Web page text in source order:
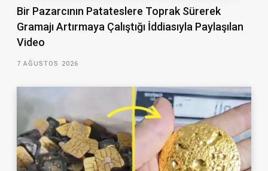
Bir Pazarcının Patateslere Toprak Sürerek
Gramajı Artırmaya Çalıştığı İddiasıyla Paylaşılan
Video
7 AĞUSTOS 2026